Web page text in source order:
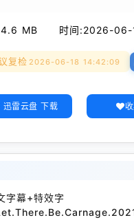
MB 时间:2026-06-
复检 2026-06-18 14:42:09
迅雷云盘 下载
字幕+特效字